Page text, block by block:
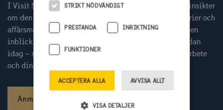
I Visit Swedens nyhetsbrev får du varje månad färska insikter
om den globala resenären, inbjudningar till webbinarier och
affärsmöten med internationella researrangörer, samt en
inblick i aktuella Sverigekampanjer. Prenumerera redan
idag – så missar du inget av det som kan stärka ditt arbete
och din kommunikation.
Anmäl dig
STRIKT NÖDVÄNDIGT
PRESTANDA INRIKTNING
FUNKTIONER
ACCEPTERA ALLA AVVISA ALLT
VISA DETALJER